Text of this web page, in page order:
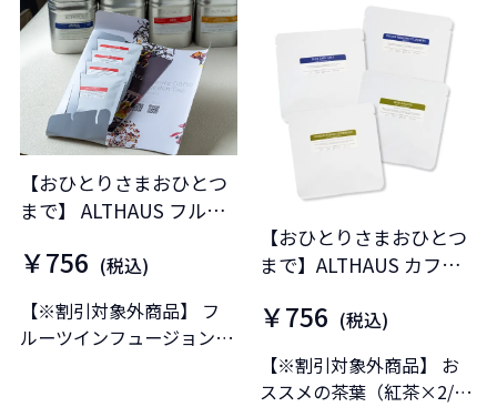
【おひとりさまおひとつ
まで】 ALTHAUS フルー
しセット
￥756 (税込)
【※割引対象外商品】 フ
ルーツインフュージョン
【おひとりさまおひとつ
まで】ALTHAUS カフェ
￥756 (税込)
【※割引対象外商品】 お
ススメの茶葉（紅茶×2/緑